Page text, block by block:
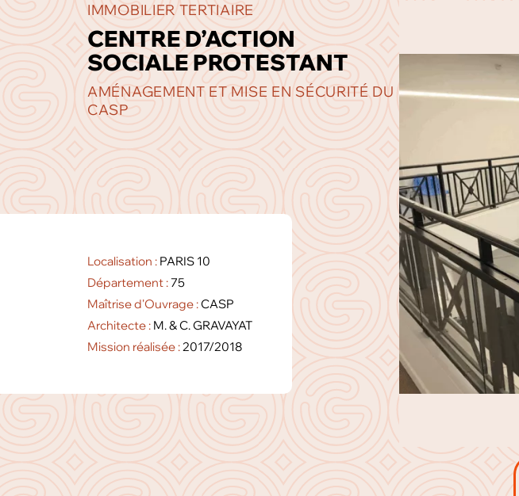
IMMOBILIER TERTIAIRE
CENTRE D’ACTION
SOCIALE PROTESTANT
AMÉNAGEMENT ET MISE EN SÉCURITÉ DU
CASP
Localisation : PARIS 10
Département :75
Maîtrise d'Ouvrage :CASP
Architecte : M. & C. GRAVAYAT
Mission réalisée :2017/2018